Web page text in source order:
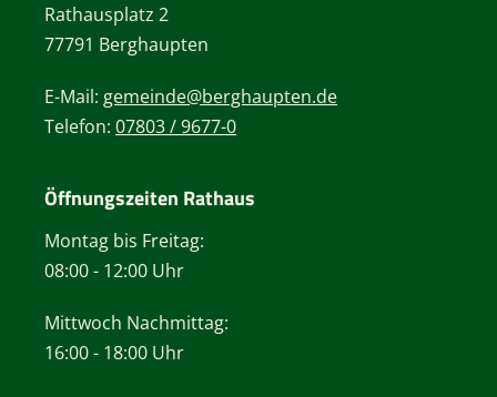
Rathausplatz 2
77791 Berghaupten
E-Mail: gemeinde@berghaupten.de
Telefon: 07803 / 9677-0
Öffnungszeiten Rathaus
Montag bis Freitag:
08:00 - 12:00 Uhr
Mittwoch Nachmittag:
16:00 - 18:00 Uhr